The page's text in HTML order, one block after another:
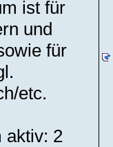
ist für
und
für
etc.
aktiv: 2